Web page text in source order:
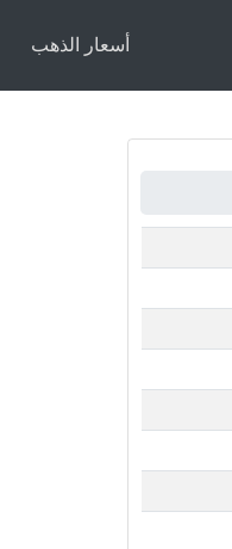
أسعار الذهب